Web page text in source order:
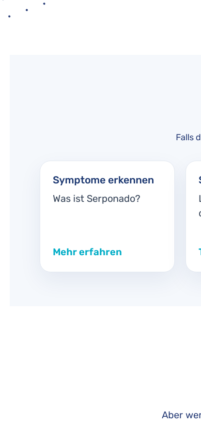
Falls
Symptome erkennen
Was ist Serponado?
Mehr erfahren
Aber